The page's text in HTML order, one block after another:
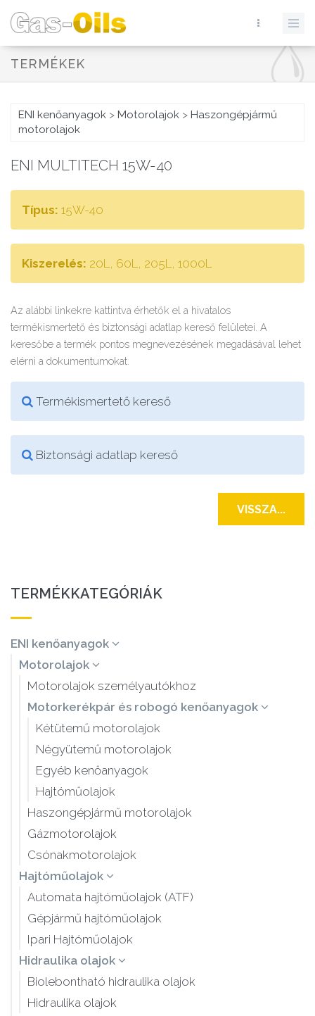
TERMÉKEK
ENI kenőanyagok > Motorolajok > Haszongépjármű
motorolajok
ENI MULTITECH 15W-40
Típus: 15W-40
Kiszerelés: 20L, 60L, 205L, 1000L
Az alábbi linkekre kattintva érhetők el a hivatalos
termékismertető és biztonsági adatlap kereső felületei. A
keresőbe a termék pontos megnevezésének megadásával lehet
elérni a dokumentumokat.
Termékismertető kereső
Biztonsági adatlap kereső
VISSZA...
TERMÉKKATEGÓRIÁK
ENI kenőanyagok
Motorolajok
Motorolajok személyautókhoz
Motorkerékpár és robogó kenőanyagok
Kétütemű motorolajok
Négyütemű motorolajok
Egyéb kenőanyagok
Hajtóműolajok
Haszongépjármű motorolajok
Gázmotorolajok
Csónakmotorolajok
Hajtóműolajok
Automata hajtóműolajok (ATF)
Gépjármű hajtóműolajok
Ipari Hajtóműolajok
Hidraulika olajok
Biolebontható hidraulika olajok
Hidraulika olajok